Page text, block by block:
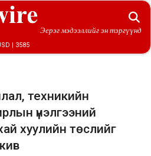
Эерэг мэдээллийг эн тэргүүнд
| 3585
техникийн
үнэлгээний
хуулийн төслийг